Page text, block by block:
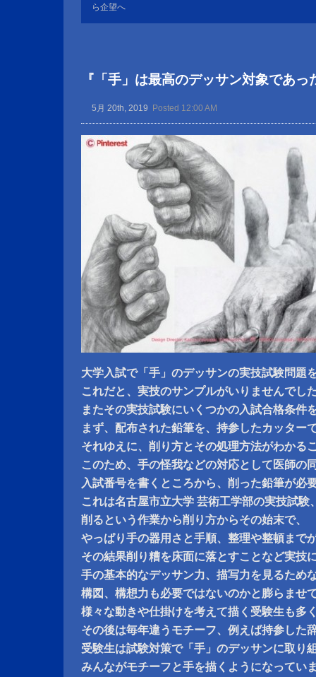
ら企望へ
『「手」は最高のデッサン対象であっ
5月 20th, 2019 Posted 12:00 AM
大学入試で「手」のデッサンの実技試験問題
これだと、実技のサンプルがいりませんでし
またその実技試験にいくつかの入試合格条件
まず、配布された鉛筆を、持参したカッター
それゆえに、削り方とその処理方法がわかる
このため、手の怪我などの対応として医師の
入試番号を書くところから、削った鉛筆が必
これは名古屋市立大学 芸術工学部の実技試験
削るという作業から削り方からその始末で、
やっぱり手の器用さと手順、整理や整頓まで
その結果削り糟を床面に落とすことなど実技
手の基本的なデッサン力、描写力を見るため
構図、構想力も必要ではないのかと膨らませ
様々な動きや仕掛けを考えて描く受験生も多
その後は毎年違うモチーフ、例えば持参した
受験生は試験対策で「手」のデッサンに取り
みんながモチーフと手を描くようになってい